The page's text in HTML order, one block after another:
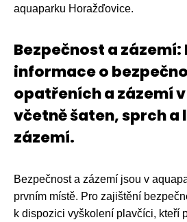
aquaparku Horažďovice.
Bezpečnost a
informace o
opatřeních a zázemí
včetně šaten, sprch a
zázemí.
Bezpečnost a zázemí jsou v
prvním místě. Pro zajištění
k dispozici vyškolení plavčíci, kteří